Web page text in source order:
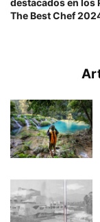
destacados en los
The Best Chef